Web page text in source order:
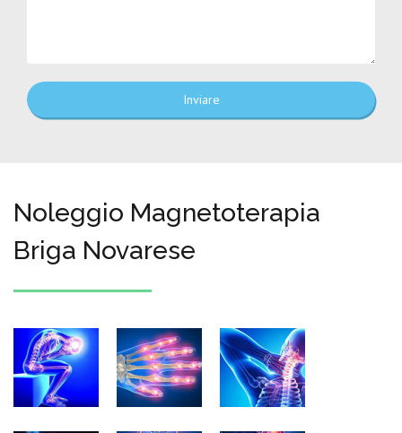
Inviare
Noleggio Magnetoterapia
Briga Novarese